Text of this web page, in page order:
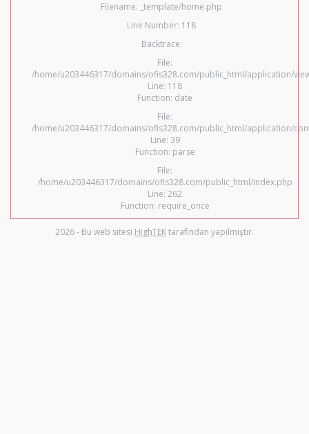
Filename: _template/home.php
Line Number: 118
Backtrace:
File:
/home/u203446317/domains/ofis328.com/public_html/application/
Line: 118
Function: date
File:
/home/u203446317/domains/ofis328.com/public_html/application/
Line: 39
Function: parse
File:
/home/u203446317/domains/ofis328.com/public_html/index.php
Line: 262
Function: require_once
2026 - Bu web sitesi HighTEKtarafından yapılmıştır.